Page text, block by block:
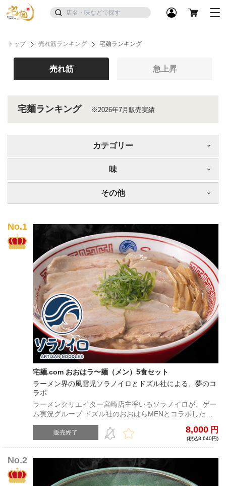
トップ 売れ筋ランキング 宅麺ランキング
売れ筋 急上昇
宅麺ランキング ※2026年7月販売実績
カテゴリー
味
その他
宅麺.com おおはラ〜麺（メン）5食セット
ラーメン界の風雲児ソラノイロとドズル社による、夢のコ
ラボ
ラーメンクリエイター宮崎店主率いるソラノイロが、ゲー
ム実況グループ ドズル社のおおはらMENとコラボした限
定商品！柔らかチャーシューたっぷりの喜多方ラーメン
は、老若男女問わずお薦めの味わい ※この商品は予約販売
商品になります。商品の発送は10月下旬以降を予定してお
ねます。あらかじめご了承ください。 ※予約販売商品と他
の商品を同時に購入された場合、まとめて発送されるた
め、予約販売商品発送時期に発送させていただきます。も
販売終了 8,000 円
(税込8,640円)